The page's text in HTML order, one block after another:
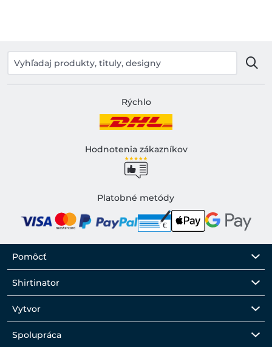
Rýchlo
Hodnotenia zákazníkov
Platobné metódy
Pomôcť
Shirtinator
Vytvor
Spolupráca